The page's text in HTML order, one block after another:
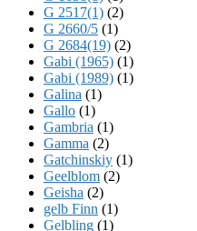
G 2517(1) (2)
G 2660/5 (1)
G 2684(19) (2)
Gabi (1965) (1)
Gabi (1989) (1)
Galina (1)
Gallo (1)
Gambria (1)
Gamma (2)
Gatchinskiy (1)
Geelblom (2)
Geisha (2)
gelb Finn (1)
Gelbling (1)